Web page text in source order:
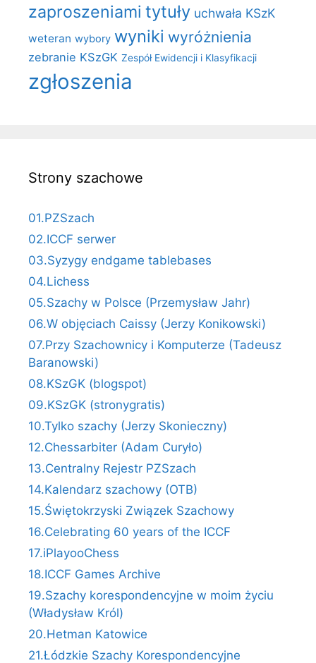
zaproszeniami tytuły uchwała KSzK
weteran wybory wyniki wyróżnienia
zebranie KSzGK Zespół Ewidencji i Klasyfikacji
zgłoszenia
Strony szachowe
01.PZSzach
02.ICCF serwer
03.Syzygy endgame tablebases
04.Lichess
05.Szachy w Polsce (Przemysław Jahr)
06.W objęciach Caissy (Jerzy Konikowski)
07.Przy Szachownicy i Komputerze (Tadeusz
Baranowski)
08.KSzGK (blogspot)
09.KSzGK (stronygratis)
10.Tylko szachy (Jerzy Skonieczny)
12.Chessarbiter (Adam Curyło)
13.Centralny Rejestr PZSzach
14.Kalendarz szachowy (OTB)
15.Świętokrzyski Związek Szachowy
16.Celebrating 60 years of the ICCF
17.iPlayooChess
18.ICCF Games Archive
19.Szachy korespondencyjne w moim życiu
(Władysław Król)
20.Hetman Katowice
21.Łódzkie Szachy Korespondencyjne